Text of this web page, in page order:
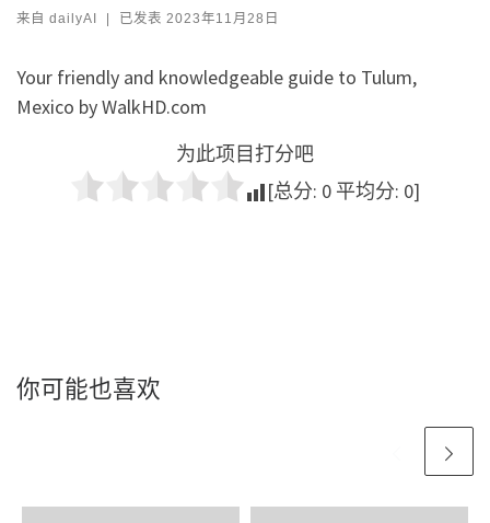
来自 dailyAI | 已发表 2023年11月28日
Your friendly and knowledgeable guide to Tulum,
Mexico by WalkHD.com
为此项目打分吧
[总分: 0 平均分: 0]
你可能也喜欢